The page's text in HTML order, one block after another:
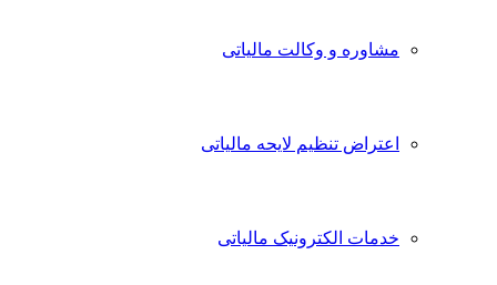
مشاوره و وکالت مالیاتی
اعتراض تنظیم لایحه مالیاتی
خدمات الکترونیک مالیاتی